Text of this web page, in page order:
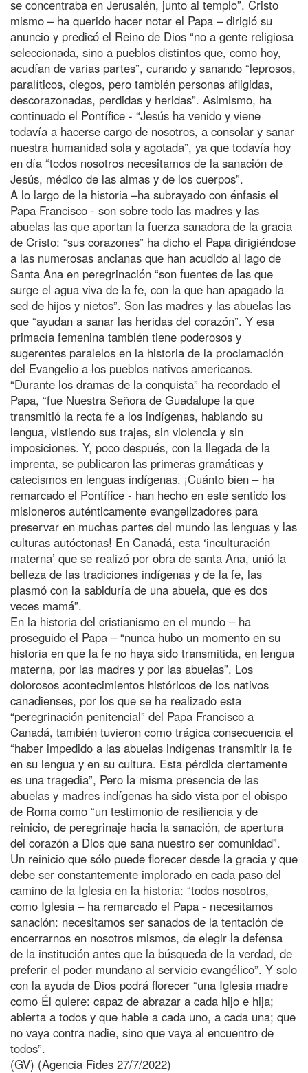
se concentraba en Jerusalén, junto al templo”. Cristo
mismo – ha querido hacer notar el Papa – dirigió su
anuncio y predicó el Reino de Dios “no a gente religiosa
seleccionada, sino a pueblos distintos que, como hoy,
acudían de varias partes”, curando y sanando “leprosos,
paralíticos, ciegos, pero también personas afligidas,
descorazonadas, perdidas y heridas”. Asimismo, ha
continuado el Pontífice - “Jesús ha venido y viene
todavía a hacerse cargo de nosotros, a consolar y sanar
nuestra humanidad sola y agotada”, ya que todavía hoy
en día “todos nosotros necesitamos de la sanación de
Jesús, médico de las almas y de los cuerpos”.
A lo largo de la historia –ha subrayado con énfasis el
Papa Francisco - son sobre todo las madres y las
abuelas las que aportan la fuerza sanadora de la gracia
de Cristo: “sus corazones” ha dicho el Papa dirigiéndose
a las numerosas ancianas que han acudido al lago de
Santa Ana en peregrinación “son fuentes de las que
surge el agua viva de la fe, con la que han apagado la
sed de hijos y nietos”. Son las madres y las abuelas las
que “ayudan a sanar las heridas del corazón”. Y esa
primacía femenina también tiene poderosos y
sugerentes paralelos en la historia de la proclamación
del Evangelio a los pueblos nativos americanos.
“Durante los dramas de la conquista” ha recordado el
Papa, “fue Nuestra Señora de Guadalupe la que
transmitió la recta fe a los indígenas, hablando su
lengua, vistiendo sus trajes, sin violencia y sin
imposiciones. Y, poco después, con la llegada de la
imprenta, se publicaron las primeras gramáticas y
catecismos en lenguas indígenas. ¡Cuánto bien – ha
remarcado el Pontífice - han hecho en este sentido los
misioneros auténticamente evangelizadores para
preservar en muchas partes del mundo las lenguas y las
culturas autóctonas! En Canadá, esta ‘inculturación
materna’ que se realizó por obra de santa Ana, unió la
belleza de las tradiciones indígenas y de la fe, las
plasmó con la sabiduría de una abuela, que es dos
veces mamá”.
En la historia del cristianismo en el mundo – ha
proseguido el Papa – “nunca hubo un momento en su
historia en que la fe no haya sido transmitida, en lengua
materna, por las madres y por las abuelas”. Los
dolorosos acontecimientos históricos de los nativos
canadienses, por los que se ha realizado esta
“peregrinación penitencial” del Papa Francisco a
Canadá, también tuvieron como trágica consecuencia el
“haber impedido a las abuelas indígenas transmitir la fe
en su lengua y en su cultura. Esta pérdida ciertamente
es una tragedia”, Pero la misma presencia de las
abuelas y madres indígenas ha sido vista por el obispo
de Roma como “un testimonio de resiliencia y de
reinicio, de peregrinaje hacia la sanación, de apertura
del corazón a Dios que sana nuestro ser comunidad”.
Un reinicio que sólo puede florecer desde la gracia y que
debe ser constantemente implorado en cada paso del
camino de la Iglesia en la historia: “todos nosotros,
como Iglesia – ha remarcado el Papa - necesitamos
sanación: necesitamos ser sanados de la tentación de
encerrarnos en nosotros mismos, de elegir la defensa
de la institución antes que la búsqueda de la verdad, de
preferir el poder mundano al servicio evangélico”. Y solo
con la ayuda de Dios podrá florecer “una Iglesia madre
como Él quiere: capaz de abrazar a cada hijo e hija;
abierta a todos y que hable a cada uno, a cada una; que
no vaya contra nadie, sino que vaya al encuentro de
todos”.
(GV) (Agencia Fides 27/7/2022)